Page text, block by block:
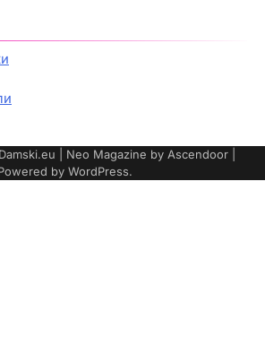
Damski.eu | Neo Magazine by Ascendoor|
by WordPress.